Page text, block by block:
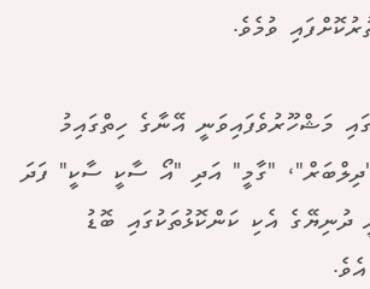
މަޝްހޫރުވެފައިވަނީ އޭނާގެ ހިތްގައިމު
"ގާމީ" އަދި "އޯ ސާކީ ސާކީ" ފަދަ
އެކި ކަންކޮޅުތަކުގައި ބޮޑު